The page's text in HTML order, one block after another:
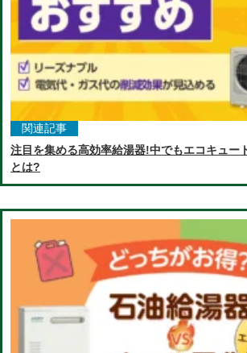
関連記事
注目を集める高効率給湯器!中でもエコキュー
とは?